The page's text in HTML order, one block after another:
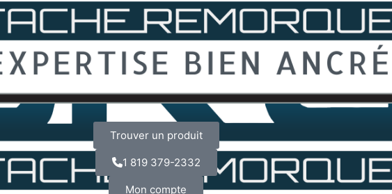
Trouver un produit
1 819 379-2332
Mon compte